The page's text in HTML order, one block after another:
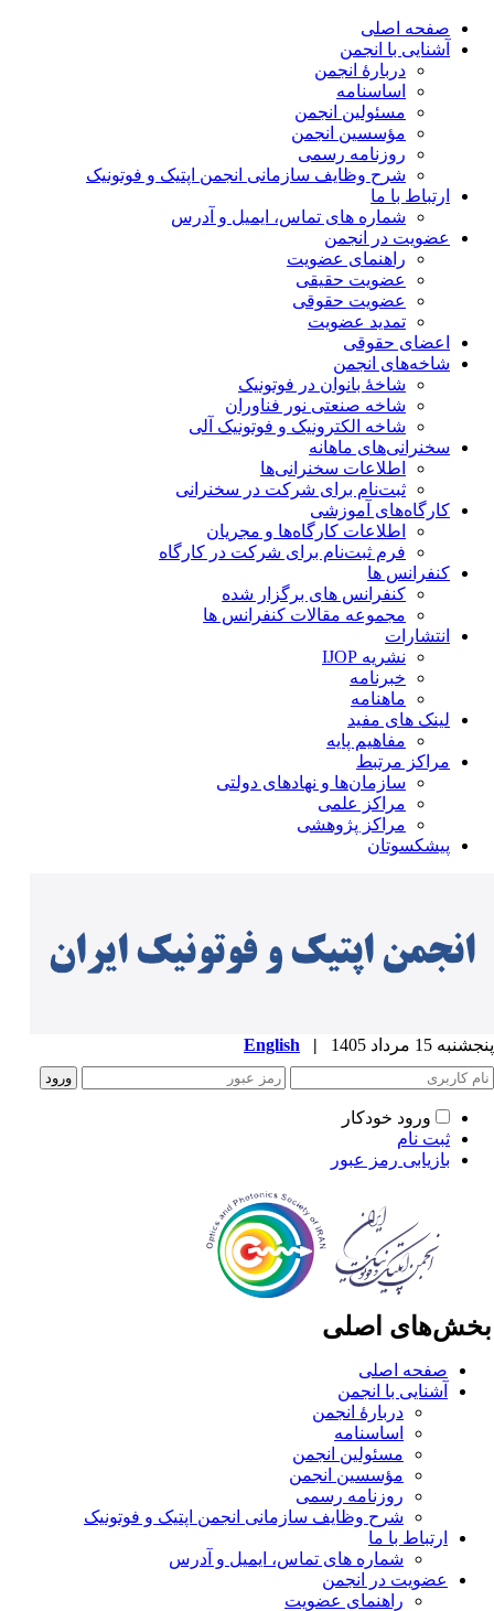
صفحه اصلی
آشنایی با انجمن
دربارۀ انجمن
اساسنامه
مسئولین انجمن
مؤسسین انجمن
روزنامه رسمی
شرح وظایف سازمانی انجمن اپتیک و فوتونیک
ارتباط با ما
شماره های تماس، ایمیل و آدرس
عضویت در انجمن
راهنمای عضویت
عضویت حقیقی
عضویت حقوقی
تمدید عضویت
اعضای حقوقی
شاخه‌های انجمن
شاخۀ بانوان در فوتونیک
شاخه صنعتی نور فناوران
شاخه‌ الکترونیک و فوتونیک آلی
سخنرانی‌های ماهانه
اطلاعات سخنرانی‌‌ها
ثبت‌نام برای شرکت در سخنرانی
کارگاه‌های آموزشی
اطلاعات کارگاه‌ها و مجریان
فرم ثبت‌نام برای شرکت در کارگاه
کنفرانس ها
کنفرانس های برگزار شده
مجموعه مقالات کنفرانس ها
انتشارات
نشریه IJOP
خبرنامه
ماهنامه
لینک های مفید
مفاهیم پایه
مراکز مرتبط
سازمان‌ها و نهادهای دولتی
مراکز علمی
مراکز پژوهشی
پیشکسوتان
15 مرداد 1405 |
English
ورود خودکار
ثبت نام
بازیابی رمز عبور
اصلی
صفحه اصلی
آشنایی با انجمن
دربارۀ انجمن
اساسنامه
مسئولین انجمن
مؤسسین انجمن
روزنامه رسمی
شرح وظایف سازمانی انجمن اپتیک و فوتونیک
ارتباط با ما
شماره های تماس، ایمیل و آدرس
عضویت در انجمن
راهنمای عضویت